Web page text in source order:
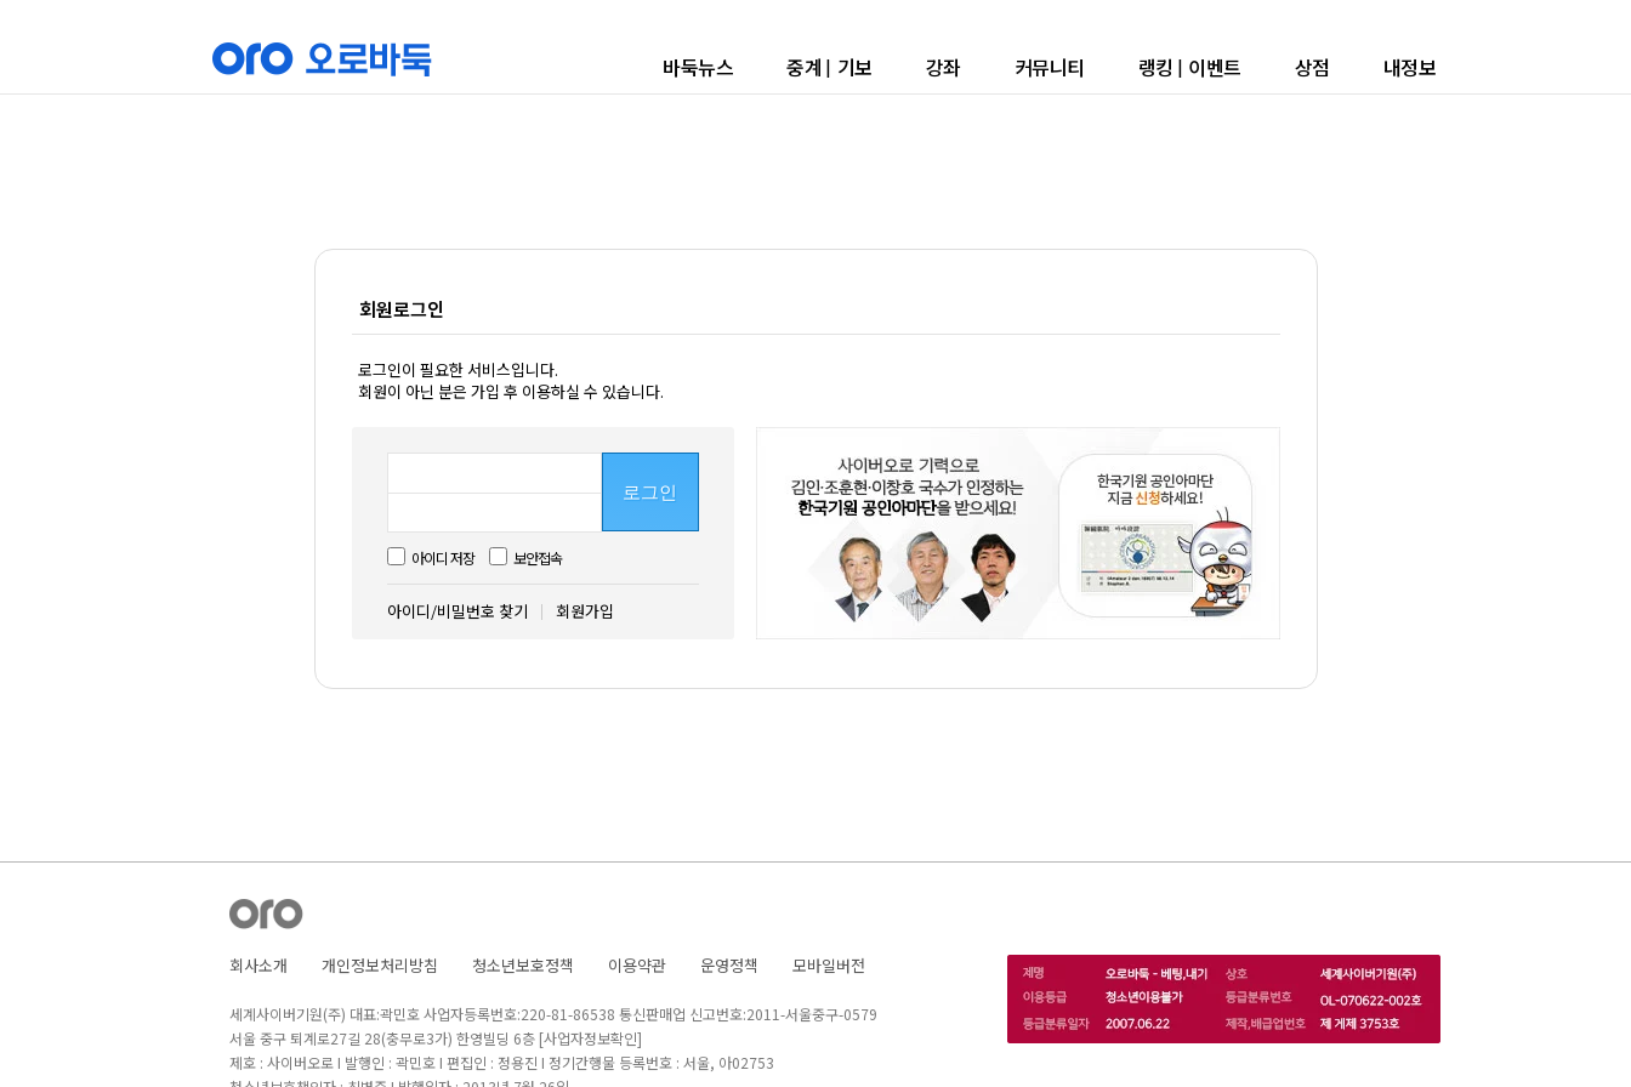
바둑뉴스 중계 | 기보 강좌 커뮤니티 랭킹 | 이벤트 상점 내정보
회원로그인
로그인이 필요한 서비스입니다.
회원이 아닌 분은 가입 후 이용하실 수 있습니다.
로그인
아이디 저장 보안접속
아이디/비밀번호 찾기 회원가입
회사소개 개인정보처리방침 청소년보호정책 이용약관 운영정책 모바일버전
세계사이버기원(주) 대표:곽민호 사업자등록번호:220-81-86538 통신판매업 신고번호:2011-서울중구-0579
서울 중구 퇴계로27길 28(충무로3가) 한영빌딩 6층 [사업자정보확인]
제호 : 사이버오로 I 발행인 : 곽민호 I 편집인 : 정용진 I 정기간행물 등록번호 : 서울, 아02753